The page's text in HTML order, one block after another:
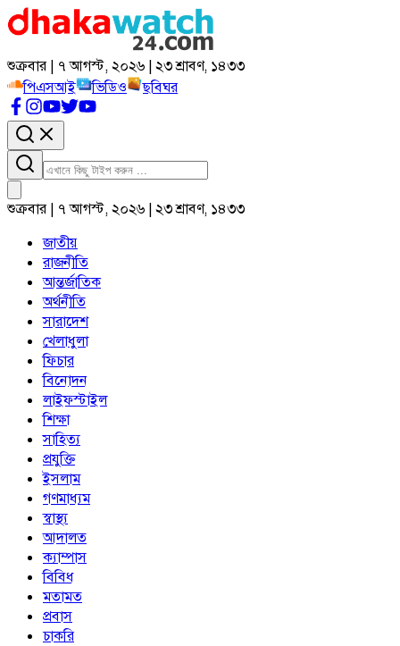
শুক্রবার | ৭ আগস্ট, ২০২৬ | ২৩ শ্রাবণ, ১৪৩৩
পিএসআই
ভিডিও ছবিঘর
শুক্রবার | ৭ আগস্ট, ২০২৬ | ২৩ শ্রাবণ, ১৪৩৩
জাতীয়
রাজনীতি
আন্তর্জাতিক
অর্থনীতি
সারাদেশ
খেলাধুলা
ফিচার
বিনোদন
লাইফস্টাইল
শিক্ষা
সাহিত্য
প্রযুক্তি
ইসলাম
গণমাধ্যম
স্বাস্থ্য
আদালত
ক্যাম্পাস
বিবিধ
মতামত
প্রবাস
চাকরি